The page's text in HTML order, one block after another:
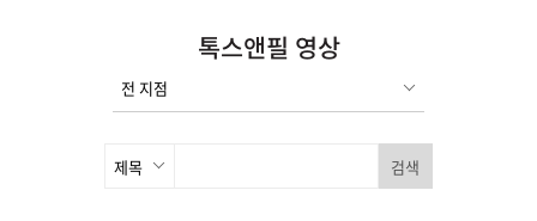
톡스앤필 영상
검색